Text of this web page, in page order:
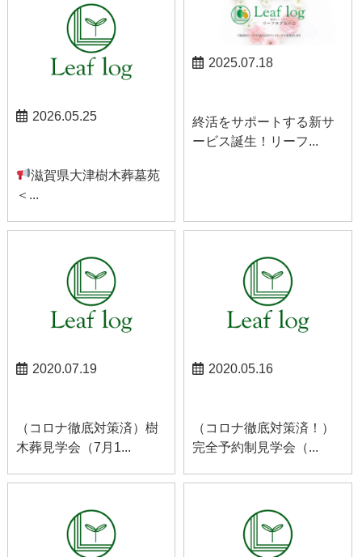
2026.05.25
滋賀県大津樹木葬墓苑
＜...
2025.07.18
終活をサポートする新サ
ービス誕生！リーフ...
2020.07.19
（コロナ徹底対策済）樹
木葬見学会（7月1...
2020.05.16
（コロナ徹底対策済！）
完全予約制見学会（...